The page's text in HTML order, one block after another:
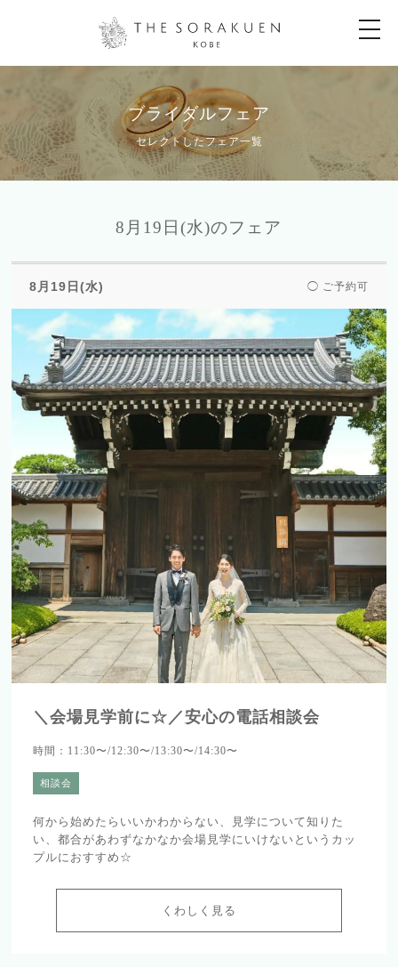
t
o
g
g
a
ブライダルフェア
セレクトしたフェア一覧
8月19日(水)のフェア
8月19日(水) ◯ ご予約可
＼会場見学前に☆／安心の電話相談会
時間：11:30〜/12:30〜/13:30〜/14:30〜
相談会
何から始めたらいいかわからない、見学について知りた
い、都合があわずなかなか会場見学にいけないというカッ
プルにおすすめ☆
くわしく見る